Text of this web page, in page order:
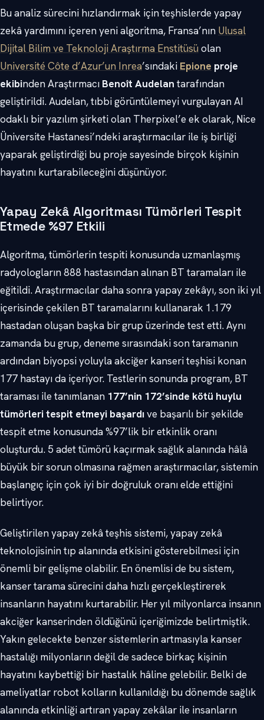
Bu analiz sürecini hızlandırmak için teşhislerde yapay
zekâ yardımını içeren yeni algoritma, Fransa’nın Ulusal
Dijital Bilim ve Teknoloji Araştırma Enstitüsü olan
Université Côte d’Azur’un Inrea’sındaki Epione proje
ekibinden Araştırmacı Benoît Audelan tarafından
geliştirildi. Audelan, tıbbi görüntülemeyi vurgulayan AI
odaklı bir yazılım şirketi olan Therpixel’e ek olarak, Nice
Üniversite Hastanesi’ndeki araştırmacılar ile iş birliği
yaparak geliştirdiği bu proje sayesinde birçok kişinin
hayatını kurtarabileceğini düşünüyor.
Yapay Zekâ Algoritması Tümörleri Tespit
Etmede %97 Etkili
Algoritma, tümörlerin tespiti konusunda uzmanlaşmış
radyologların 888 hastasından alınan BT taramaları ile
eğitildi. Araştırmacılar daha sonra yapay zekâyı, son iki yıl
içerisinde çekilen BT taramalarını kullanarak 1.179
hastadan oluşan başka bir grup üzerinde test etti. Aynı
zamanda bu grup, deneme sırasındaki son taramanın
ardından biyopsi yoluyla akciğer kanseri teşhisi konan
177 hastayı da içeriyor. Testlerin sonunda program, BT
taraması ile tanımlanan 177’nin 172’sinde kötü huylu
tümörleri tespit etmeyi başardıve başarılı bir şekilde
tespit etme konusunda %97’lik bir etkinlik oranı
oluşturdu. 5 adet tümörü kaçırmak sağlık alanında hâlâ
büyük bir sorun olmasına rağmen araştırmacılar, sistemin
başlangıç için çok iyi bir doğruluk oranı elde ettiğini
belirtiyor.
Geliştirilen yapay zekâ teşhis sistemi, yapay zekâ
teknolojisinin tıp alanında etkisini gösterebilmesi için
önemli bir gelişme olabilir. En önemlisi de bu sistem,
kanser tarama sürecini daha hızlı gerçekleştirerek
insanların hayatını kurtarabilir. Her yıl milyonlarca insanın
akciğer kanserinden öldüğünü içeriğimizde belirtmiştik.
Yakın gelecekte benzer sistemlerin artmasıyla kanser
hastalığı milyonların değil de sadece birkaç kişinin
hayatını kaybettiği bir hastalık hâline gelebilir. Belki de
ameliyatlar robot kolların kullanıldığı bu dönemde sağlık
alanında etkinliği artıran yapay zekâlar ile insanların